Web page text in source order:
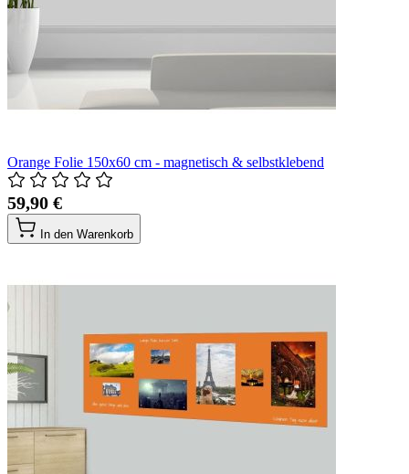
Orange Folie 150x60 cm - magnetisch & selbstklebend
59,90 €
In den Warenkorb